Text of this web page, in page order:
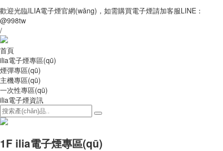
歡迎光臨ILIA電子煙官網(wǎng)，如需購買電子煙請加客服LINE：
@998tw
/
首頁
ilia電子煙專區(qū)
煙彈專區(qū)
主機專區(qū)
一次性專區(qū)
ilia電子煙資訊
1F ilia電子煙專區(qū)